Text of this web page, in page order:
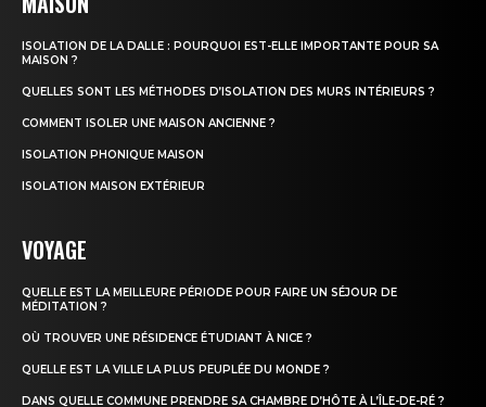
ISOLATION DE LA DALLE : POURQUOI EST-ELLE IMPORTANTE POUR SA
MAISON ?
QUELLES SONT LES MÉTHODES D’ISOLATION DES MURS INTÉRIEURS ?
COMMENT ISOLER UNE MAISON ANCIENNE ?
ISOLATION PHONIQUE MAISON
ISOLATION MAISON EXTÉRIEUR
VOYAGE
QUELLE EST LA MEILLEURE PÉRIODE POUR FAIRE UN SÉJOUR DE
MÉDITATION ?
OÙ TROUVER UNE RÉSIDENCE ÉTUDIANT À NICE ?
QUELLE EST LA VILLE LA PLUS PEUPLÉE DU MONDE ?
DANS QUELLE COMMUNE PRENDRE SA CHAMBRE D’HÔTE À L’ÎLE-DE-RÉ ?